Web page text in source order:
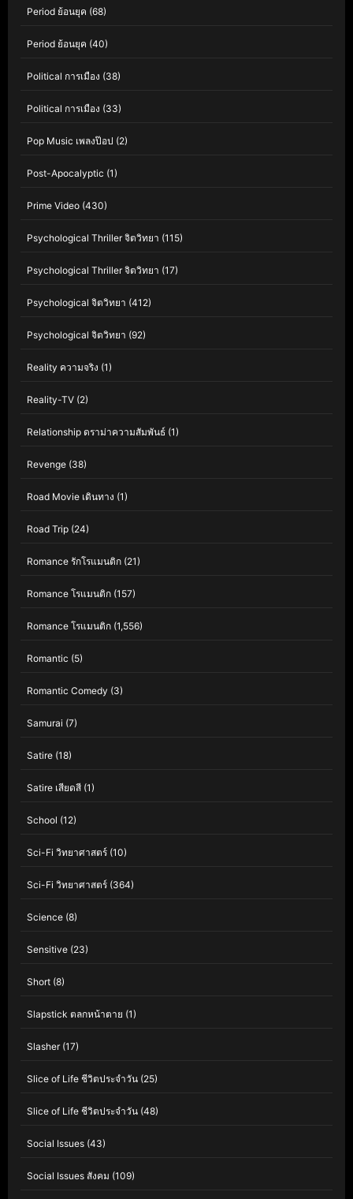
Period ย้อนยุค (68)
Period ย้อนยุค (40)
Political การเมือง (38)
Political การเมือง (33)
Pop Music เพลงป๊อป (2)
Post-Apocalyptic (1)
Prime Video (430)
Psychological Thriller จิตวิทยา (115)
Psychological Thriller จิตวิทยา (17)
Psychological จิตวิทยา (412)
Psychological จิตวิทยา (92)
Reality ความจริง (1)
Reality-TV (2)
Relationship ดราม่าความสัมพันธ์ (1)
Revenge (38)
Road Movie เดินทาง (1)
Road Trip (24)
Romance รักโรแมนติก (21)
Romance โรแมนติก (157)
Romance โรแมนติก (1,556)
Romantic (5)
Romantic Comedy (3)
Samurai (7)
Satire (18)
Satire เสียดสี (1)
School (12)
Sci-Fi วิทยาศาสตร์ (10)
Sci-Fi วิทยาศาสตร์ (364)
Science (8)
Sensitive (23)
Short (8)
Slapstick ตลกหน้าตาย (1)
Slasher(17)
Slice of Life ชีวิตประจำวัน (25)
Slice of Life ชีวิตประจำวัน (48)
Social Issues (43)
Social Issues สังคม (109)